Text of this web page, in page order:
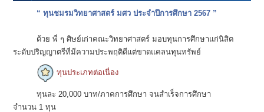
“ ทุนชมรมวิทยาศาสตร์ มศว ประจำปีการศึกษา 2567 ”
ด้วย พี่ ๆ ศิษย์เก่าคณะวิทยาศาสตร์ มอบทุนการศึกษาแก่นิสิต
ระดับปริญญาตรีที่มีความประพฤติดีแต่ขาดแคลนทุนทรัพย์
ทุนประเภทต่อเนี่อง
ทุนละ 20,000 บาท/ภาคการศึกษา จนสำเร็จการศึกษา
จำนวน 1 ทุน